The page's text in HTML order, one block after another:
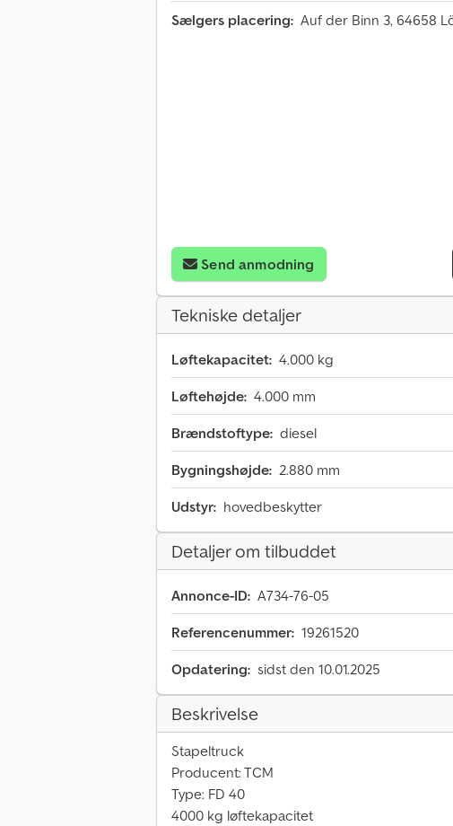
Sælgers placering: Auf der Binn 3, 64658
Send anmodning
Tekniske detaljer
Løftekapacitet: 4.000 kg
Løftehøjde: 4.000 mm
Brændstoftype: diesel
Bygningshøjde: 2.880 mm
Udstyr: hovedbeskytter
Detaljer om tilbuddet
Annonce-ID: A734-76-05
Referencenummer: 19261520
Opdatering: sidst den 10.01.2025
Beskrivelse
Stapeltruck
Producent: TCM
Type: FD 40
4000 kg løftekapacitet